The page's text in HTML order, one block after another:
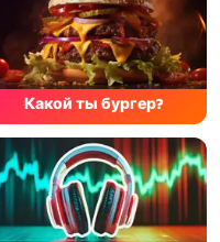
Какой ты бургер?